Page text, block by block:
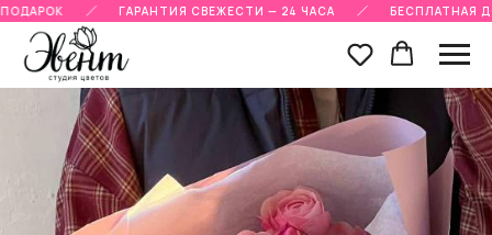
ГАРАНТИЯ СВЕЖЕСТИ — 24 ЧАСА БЕСПЛАТНАЯ